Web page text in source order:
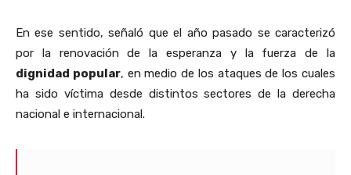
En ese sentido, señaló que el año pasado se caracterizó
por la renovación de la esperanza y la fuerza de la
dignidad popular, en medio de los ataques de los cuales
ha sido víctima desde distintos sectores de la derecha
nacional e internacional.